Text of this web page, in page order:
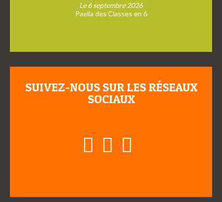
Le 6 septembre 2026
Paella des Classes en 6
SUIVEZ-NOUS SUR LES RÉSEAUX
SOCIAUX